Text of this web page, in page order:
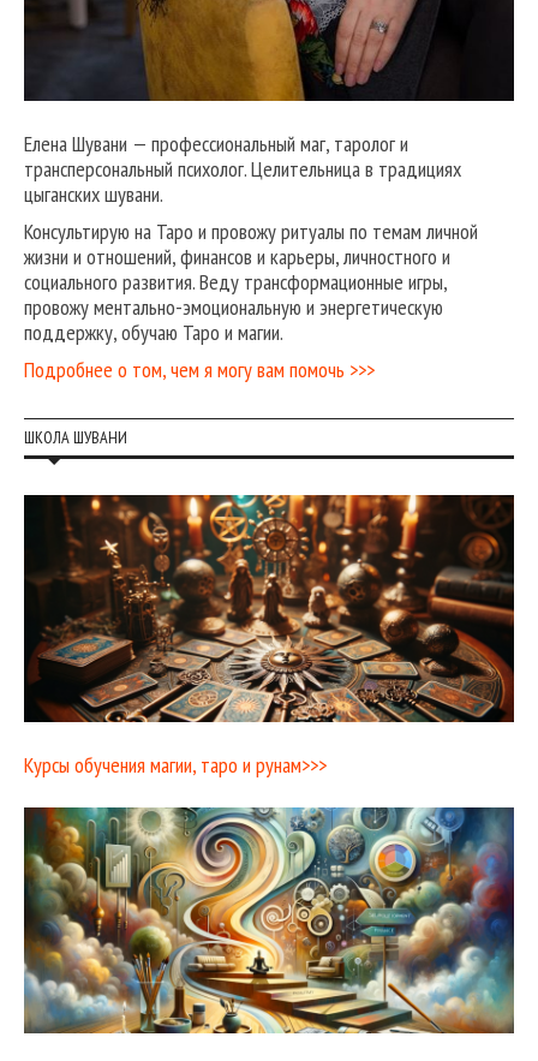
Елена Шувани — профессиональный маг, таролог и
трансперсональный психолог. Целительница в традициях
цыганских шувани.
Консультирую на Таро и провожу ритуалы по темам личной
жизни и отношений, финансов и карьеры, личностного и
социального развития. Веду трансформационные игры,
провожу ментально-эмоциональную и энергетическую
поддержку, обучаю Таро и магии.
Подробнее о том, чем я могу вам помочь >>>
ШКОЛА ШУВАНИ
Курсы обучения магии, таро и рунам>>>